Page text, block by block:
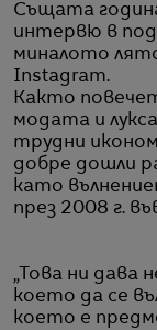
Същата
интервю в
миналото
Instagram.
Както
модата и
трудни
добре дошли
като
през 2008 г.
„Това ни дава
което да се
което е